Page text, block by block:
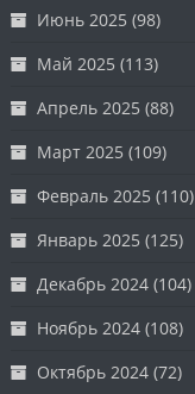
Июнь 2025 (98)
Май 2025 (113)
Апрель 2025 (88)
Март 2025 (109)
Февраль 2025 (110)
Январь 2025 (125)
Декабрь 2024 (104)
Ноябрь 2024 (108)
Октябрь 2024 (72)